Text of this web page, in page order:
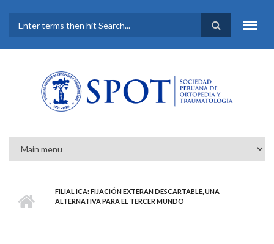
FORMULARIO DE
BÚSQUEDA
FILIAL ICA: FIJACIÓN EXTERAN DESCARTABLE, UNA
ALTERNATIVA PARA EL TERCER MUNDO